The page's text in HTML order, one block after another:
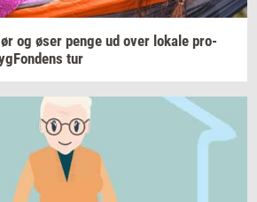
og øser penge ud over lo­ka­le pro­
tur